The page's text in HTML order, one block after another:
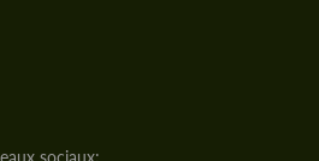
sociaux: